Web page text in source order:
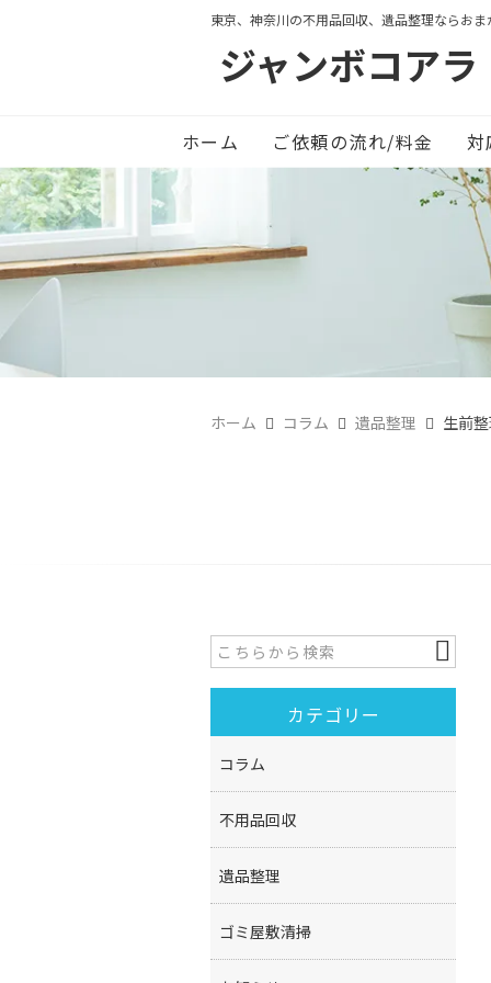
東京、神奈川の不用品回収、遺品整理ならおま
ジャンボコアラ
ホーム ご依頼の流れ/料金 対
ホーム コラム 遺品整理 生前
カテゴリー
コラム
不用品回収
遺品整理
ゴミ屋敷清掃